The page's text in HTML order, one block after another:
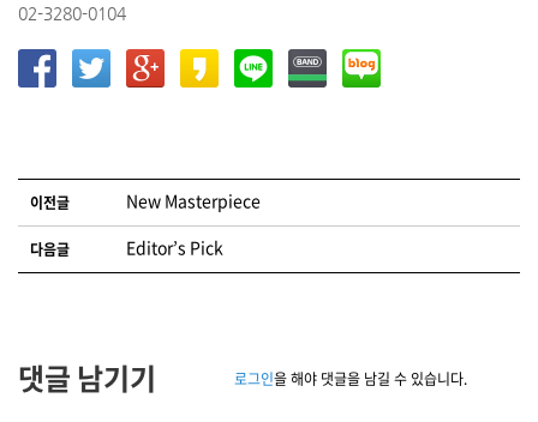
02-3280-0104
글 네비게이션
이전글 New Masterpiece
다음글 Editor’s Pick
댓글 남기기 로그인을 해야 댓글을 남길 수 있습니다.